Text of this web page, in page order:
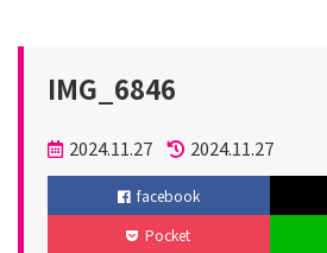
IMG_6846
投
稿
日
2024.11.27
更
新
2024.11.27
facebook
Pocket